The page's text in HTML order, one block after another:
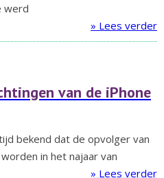
werd
» Lees verder
van de iPhone
bekend dat de opvolger van
in het najaar van
» Lees verder